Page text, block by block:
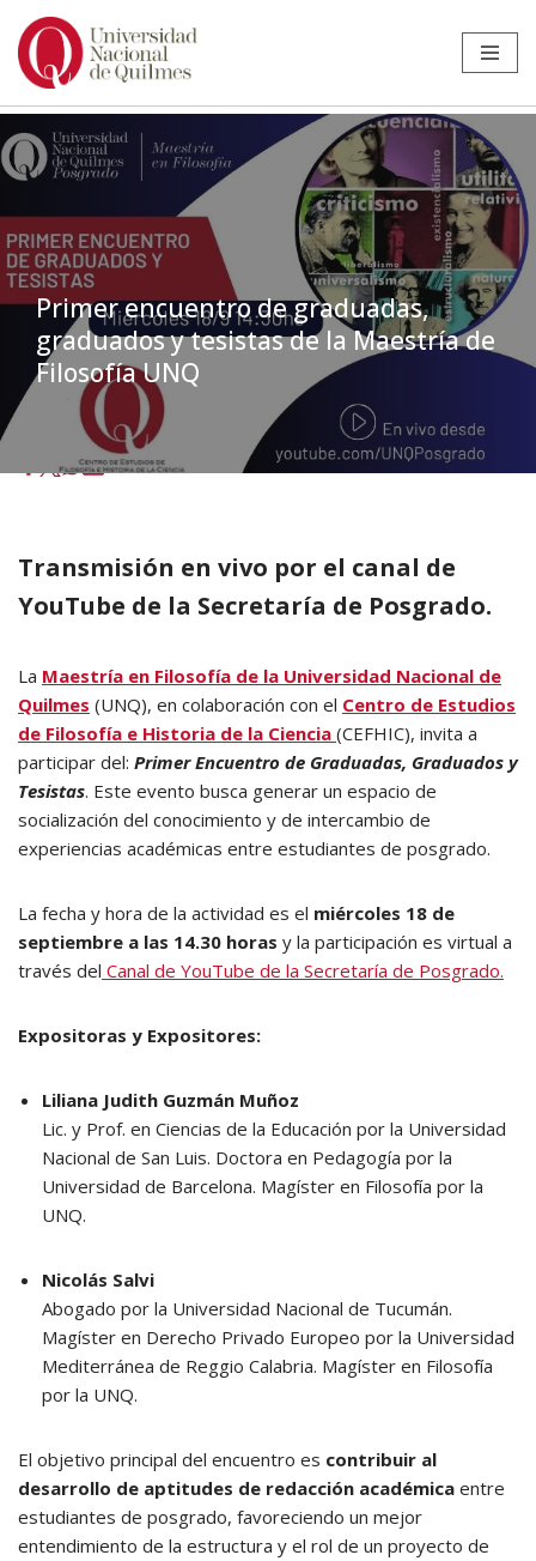
Ir
Primer encuentro de graduadas,
graduados y tesistas de la Maestría de
Filosofía UNQ
Inicio Noticias »Posgrado
Primer encuentro de graduadas,
graduados y tesistas de la Maestría de Filosofía UNQ
Transmisión en vivo por el canal de
YouTube de la Secretaría de Posgrado.
La Maestría en Filosofía de la Universidad Nacional de
Quilmes (UNQ), en colaboración con el Centro de Estudios
de Filosofía e Historia de la Ciencia (CEFHIC), invita a
participar del: Primer Encuentro de Graduadas, Graduados y
Tesistas. Este evento busca generar un espacio de
socialización del conocimiento y de intercambio de
experiencias académicas entre estudiantes de posgrado.
La fecha y hora de la actividad es el miércoles 18 de
septiembre a las 14.30 horas y la participación es virtual a
través del Canal de YouTube de la Secretaría de Posgrado.
Expositoras y Expositores:
Liliana Judith Guzmán Muñoz
Lic. y Prof. en Ciencias de la Educación por la Universidad
Nacional de San Luis. Doctora en Pedagogía por la
Universidad de Barcelona. Magíster en Filosofía por la
UNQ.
Nicolás Salvi
Abogado por la Universidad Nacional de Tucumán.
Magíster en Derecho Privado Europeo por la Universidad
Mediterránea de Reggio Calabria. Magíster en Filosofía
por la UNQ.
El objetivo principal del encuentro es contribuir al
desarrollo de aptitudes de redacción académica entre
estudiantes de posgrado, favoreciendo un mejor
entendimiento de la estructura y el rol de un proyecto de